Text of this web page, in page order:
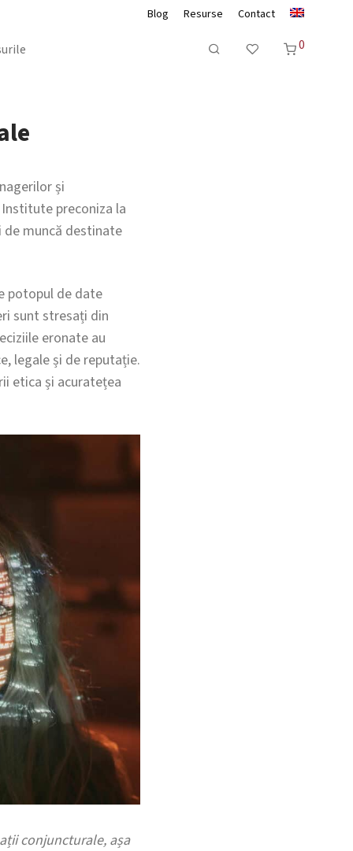
Blog Resurse Contact
0
și
preconiza la
de muncă destinate
potopul de date
sunt stresați din
eronate au
legale și de reputație.
etica și acuratețea
conjuncturale, așa